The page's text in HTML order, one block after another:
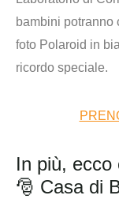
bambini potranno
foto Polaroid in
ricordo speciale.
In più, ecco
🎅 Casa di